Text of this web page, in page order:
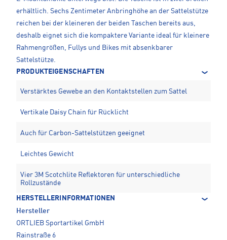
erhältlich. Sechs Zentimeter Anbringhöhe an der Sattelstütze
reichen bei der kleineren der beiden Taschen bereits aus,
deshalb eignet sich die kompaktere Variante ideal für kleinere
Rahmengrößen, Fullys und Bikes mit absenkbarer
Sattelstütze.
PRODUKTEIGENSCHAFTEN
Verstärktes Gewebe an den Kontaktstellen zum Sattel
Vertikale Daisy Chain für Rücklicht
Auch für Carbon-Sattelstützen geeignet
Leichtes Gewicht
Vier 3M Scotchlite Reflektoren für unterschiedliche
Rollzustände
HERSTELLERINFORMATIONEN
Hersteller
ORTLIEB Sportartikel GmbH
Rainstraße 6